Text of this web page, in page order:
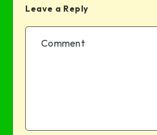
Leave a Reply